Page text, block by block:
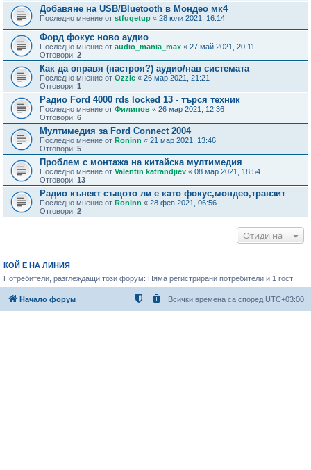
Добавяне на USB/Bluetooth в Мондео мк4
Последно мнение от stfugetup « 28 юли 2021, 16:14
Форд фокус ново аудио
Последно мнение от audio_mania_max « 27 май 2021, 20:11
Отговори: 2
Как да оправя (настроя?) аудио/нав системата
Последно мнение от Ozzie « 26 мар 2021, 21:21
Отговори: 1
Радио Ford 4000 rds locked 13 - търся техник
Последно мнение от Филипов « 26 мар 2021, 12:36
Отговори: 6
Мултимедия за Ford Connect 2004
Последно мнение от Roninn « 21 мар 2021, 13:46
Отговори: 5
Проблем с монтажа на китайска мултимедия
Последно мнение от Valentin katrandjiev « 08 мар 2021, 18:54
Отговори: 13
Радио кънект същото ли е като фокус,мондео,транзит
Последно мнение от Roninn « 28 фев 2021, 06:56
Отговори: 2
Отиди на
КОЙ Е НА ЛИНИЯ
Потребители, разглеждащи този форум: Няма регистрирани потребители и 1 гост
Начало форум Всички времена са според UTC+03:00